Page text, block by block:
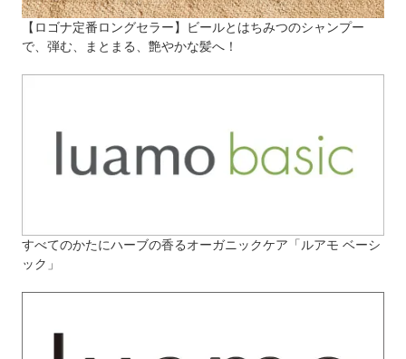
【ロゴナ定番ロングセラー】ビールとはちみつのシャンプー
で、弾む、まとまる、艶やかな髪へ！
すべてのかたにハーブの香るオーガニックケア「ルアモ ベーシ
ック」